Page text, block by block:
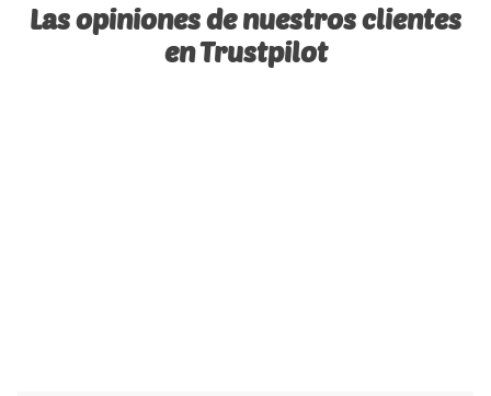
Las opiniones de nuestros clientes
en Trustpilot